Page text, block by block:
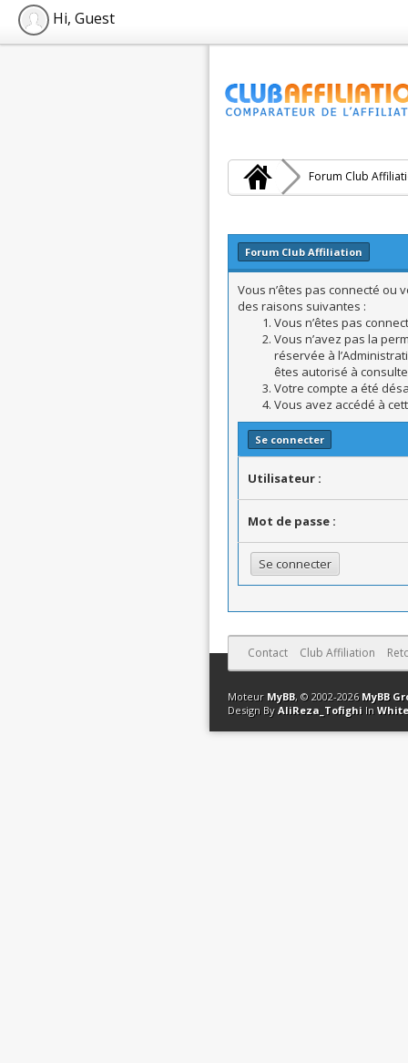
Hi, Guest
Forum Club
Forum Club Affiliation
Vous n’êtes pas connecté ou
des raisons suivantes :
Vous n’êtes pas
Vous n’avez pas la
réservée à
êtes autorisé à
Votre compte a été
Vous avez accédé à
Se connecter
Utilisateur :
Mot de passe :
Contact Club Affiliation
Moteur MyBB, © 2002-2026 MyBB
Design By AliReza_Tofighi In